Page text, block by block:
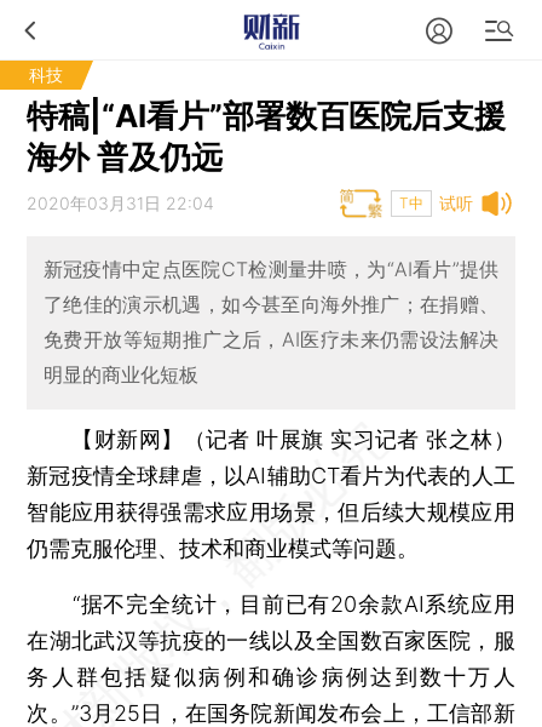
科技
特稿|“AI看片”部署数百医院后支援
海外 普及仍远
试听
2020年03月31日 22:04 T中
新冠疫情中定点医院CT检测量井喷，为“AI看片”提供
了绝佳的演示机遇，如今甚至向海外推广；在捐赠、
免费开放等短期推广之后，AI医疗未来仍需设法解决
明显的商业化短板
【财新网】（记者 叶展旗 实习记者 张之林）
新冠疫情全球肆虐，以AI辅助CT看片为代表的人工
智能应用获得强需求应用场景，但后续大规模应用
仍需克服伦理、技术和商业模式等问题。
“据不完全统计，目前已有20余款AI系统应用
在湖北武汉等抗疫的一线以及全国数百家医院，服
务人群包括疑似病例和确诊病例达到数十万人
次。”3月25日，在国务院新闻发布会上，工信部新